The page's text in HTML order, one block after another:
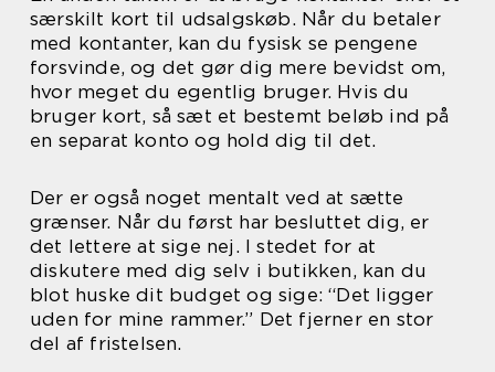
særskilt kort til udsalgskøb. Når du betaler
med kontanter, kan du fysisk se pengene
forsvinde, og det gør dig mere bevidst om,
hvor meget du egentlig bruger. Hvis du
bruger kort, så sæt et bestemt beløb ind på
en separat konto og hold dig til det.
Der er også noget mentalt ved at sætte
grænser. Når du først har besluttet dig, er
det lettere at sige nej. I stedet for at
diskutere med dig selv i butikken, kan du
blot huske dit budget og sige: “Det ligger
uden for mine rammer.” Det fjerner en stor
del af fristelsen.